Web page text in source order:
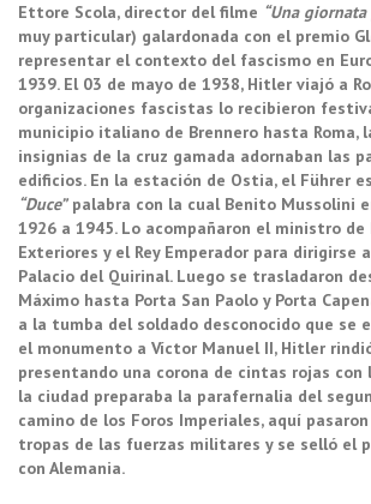
Ettore Scola, director del filme “Una
muy particular) galardonada con el premio
representar el contexto del fascismo en
1939. El 03 de mayo de 1938, Hitler viajó a
organizaciones fascistas lo recibieron
municipio italiano de Brennero hasta Roma,
insignias de la cruz gamada adornaban las
edificios. En la estación de Ostia, el Führer
“Duce”palabra con la cual Benito Mussolini
1926 a 1945. Lo acompañaron el ministro de
Exteriores y el Rey Emperador para dirigirse
Palacio del Quirinal. Luego se trasladaron
Máximo hasta Porta San Paolo y Porta
a la tumba del soldado desconocido que se
el monumento a Víctor Manuel II, Hitler
presentando una corona de cintas rojas con
la ciudad preparaba la parafernalia del
camino de los Foros Imperiales, aquí
tropas de las fuerzas militares y se selló el
con Alemania.